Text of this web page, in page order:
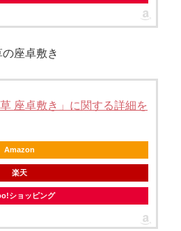
座卓敷き
座卓敷き」に関する詳細を
Amazon
楽天
ショッピング